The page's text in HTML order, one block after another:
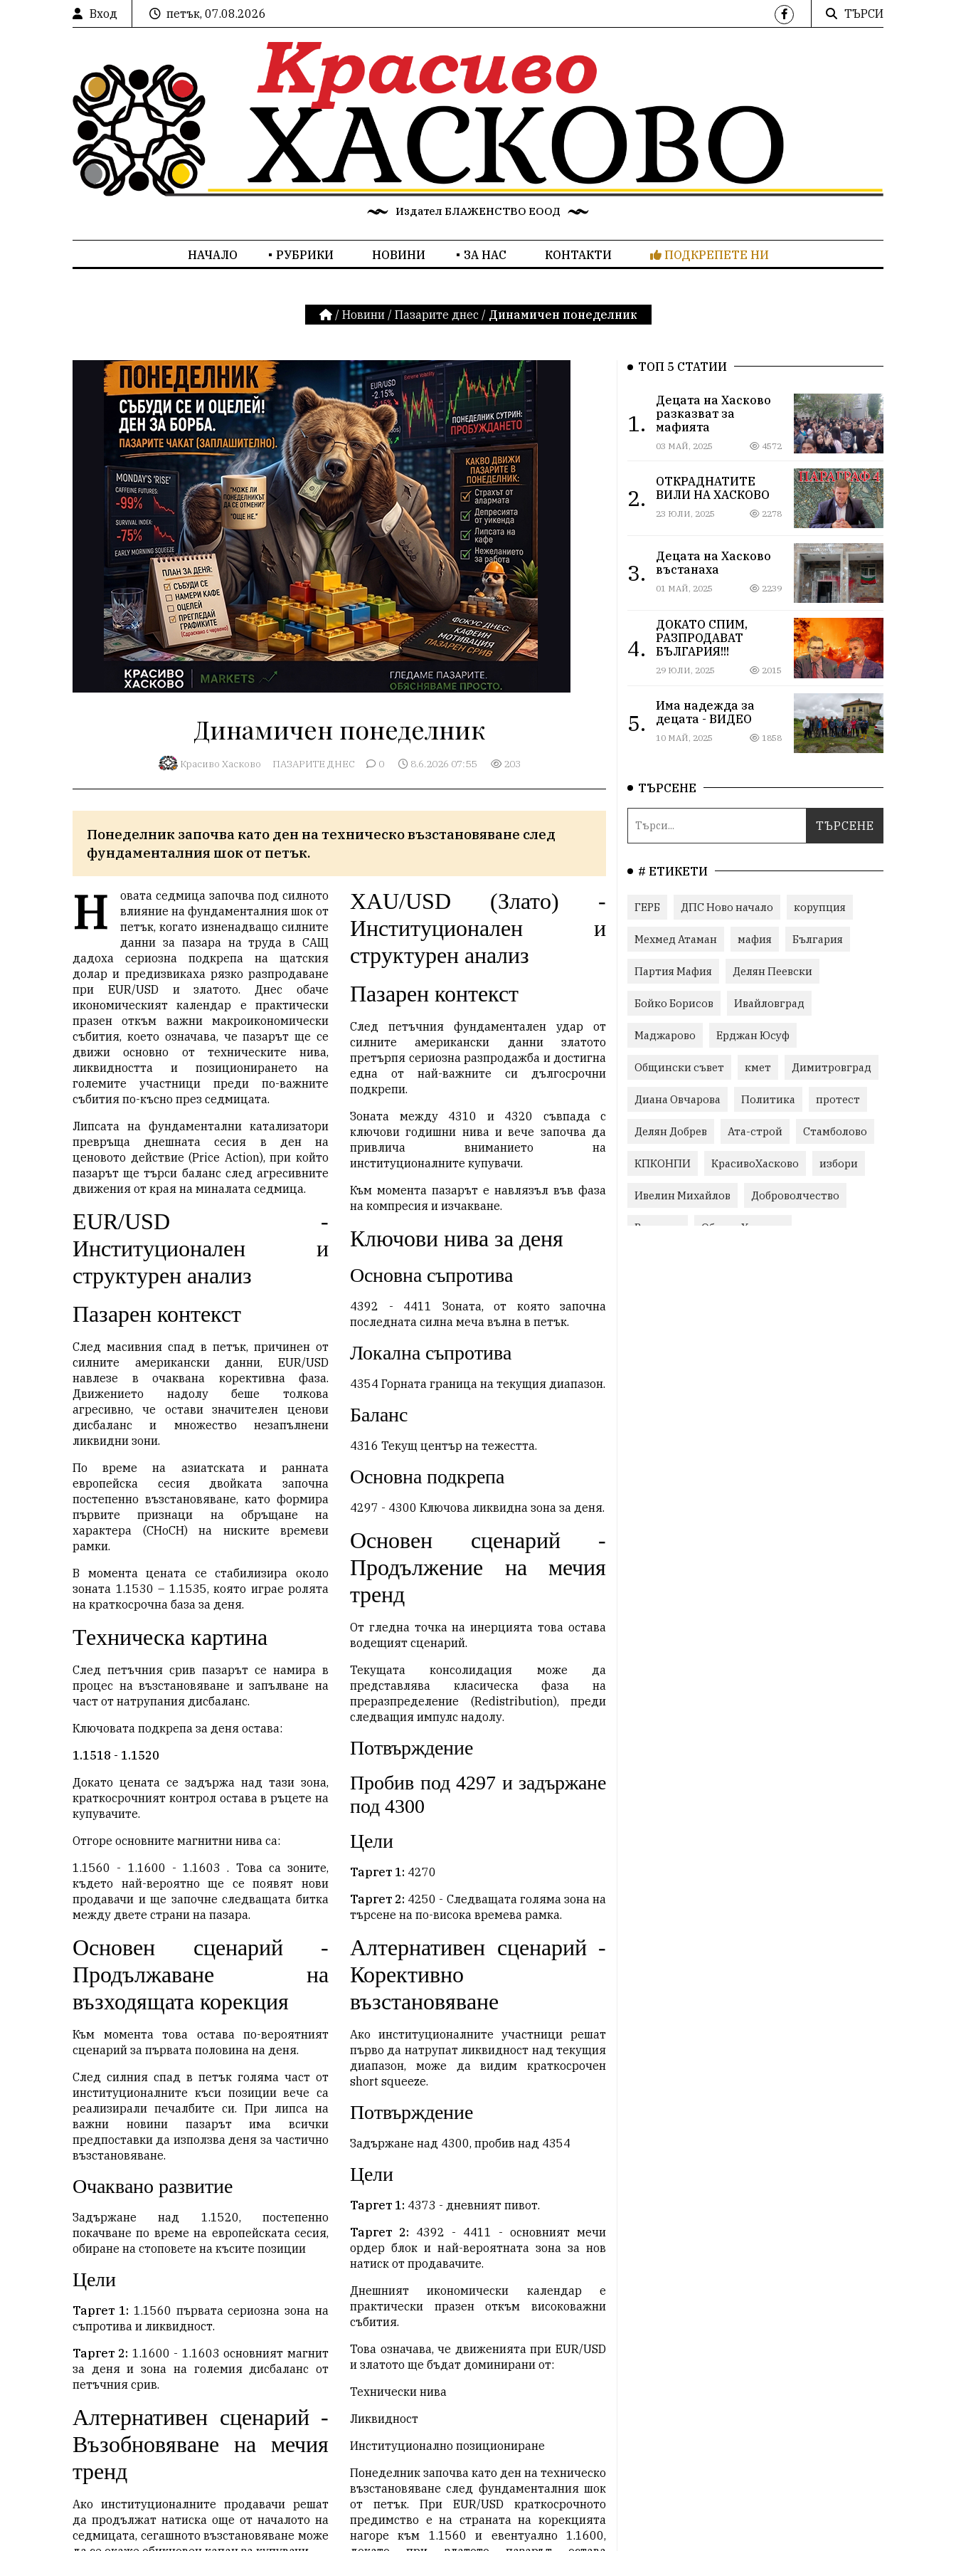
Вход петък, 07.08.2026 ТЪРСИ
Издател БЛАЖЕНСТВО ЕООД
НАЧАЛО РУБРИКИ НОВИНИ ЗА НАС КОНТАКТИ ПОДКРЕПЕТЕ НИ
/ Новини / Пазарите днес / Динамичен понеделник
Динамичен понеделник
Красиво Хасково ПАЗАРИТЕ ДНЕС 0 8.6.2026 07:55 203
Понеделник започва като ден на техническо възстановяване след
фундаменталния шок от петък.
Н
овата седмица започва под силното
влияние на фундаменталния шок от
петък, когато изненадващо силните
данни за пазара на труда в САЩ
дадоха сериозна подкрепа на щатския
долар и предизвикаха рязко разпродаване
при EUR/USD и златото. Днес обаче
икономическият календар е практически
празен откъм важни макроикономически
събития, което означава, че пазарът ще се
движи основно от техническите нива,
ликвидността и позиционирането на
големите участници преди по-важните
събития по-късно през седмицата.
Липсата на фундаментални катализатори
превръща днешната сесия в ден на
ценовото действие (Price Action), при който
пазарът ще търси баланс след агресивните
движения от края на миналата седмица.
EUR/USD -
Институционален и
структурен анализ
Пазарен контекст
След масивния спад в петък, причинен от
силните американски данни, EUR/USD
навлезе в очаквана корективна фаза.
Движението надолу беше толкова
агресивно, че остави значителен ценови
дисбаланс и множество незапълнени
ликвидни зони.
По време на азиатската и ранната
европейска сесия двойката започна
постепенно възстановяване, като формира
първите признаци на обръщане на
характера (CHoCH) на ниските времеви
рамки.
В момента цената се стабилизира около
зоната 1.1530 – 1.1535, която играе ролята
на краткосрочна база за деня.
Техническа картина
След петъчния срив пазарът се намира в
процес на възстановяване и запълване на
част от натрупания дисбаланс.
Ключовата подкрепа за деня остава:
1.1518 - 1.1520
Докато цената се задържа над тази зона,
краткосрочният контрол остава в ръцете на
купувачите.
Отгоре основните магнитни нива са:
1.1560 - 1.1600 - 1.1603 . Това са зоните,
където най-вероятно ще се появят нови
продавачи и ще започне следващата битка
между двете страни на пазара.
Основен сценарий -
Продължаване на
възходящата корекция
Към момента това остава по-вероятният
сценарий за първата половина на деня.
След силния спад в петък голяма част от
институционалните къси позиции вече са
реализирали печалбите си. При липса на
важни новини пазарът има всички
предпоставки да използва деня за частично
възстановяване.
Очаквано развитие
Задържане над 1.1520, постепенно
покачване по време на европейската сесия,
обиране на стоповете на късите позиции
Цели
Таргет 1: 1.1560 първата сериозна зона на
съпротива и ликвидност.
Таргет 2: 1.1600 - 1.1603 основният магнит
за деня и зона на големия дисбаланс от
петъчния срив.
Алтернативен сценарий -
Възобновяване на мечия
тренд
Ако институционалните продавачи решат
да продължат натиска още от началото на
седмицата, сегашното възстановяване може
XAU/USD (Злато) -
Институционален и
структурен анализ
Пазарен контекст
След петъчния фундаментален удар от
силните американски данни златото
претърпя сериозна разпродажба и достигна
една от най-важните си дългосрочни
подкрепи.
Зоната между 4310 и 4320 съвпада с
ключови годишни нива и вече започва да
привлича вниманието на
институционалните купувачи.
Към момента пазарът е навлязъл във фаза
на компресия и изчакване.
Ключови нива за деня
Основна съпротива
4392 - 4411 Зоната, от която започна
последната силна меча вълна в петък.
Локална съпротива
4354 Горната граница на текущия диапазон.
Баланс
4316 Текущ център на тежестта.
Основна подкрепа
4297 - 4300 Ключова ликвидна зона за деня.
Основен сценарий -
Продължение на мечия
тренд
От гледна точка на инерцията това остава
водещият сценарий.
Текущата консолидация може да
представлява класическа фаза на
преразпределение (Redistribution), преди
следващия импулс надолу.
Потвърждение
Пробив под 4297 и задържане
под 4300
Цели
Таргет 1: 4270
Таргет 2: 4250 - Следващата голяма зона на
търсене на по-висока времева рамка.
Алтернативен сценарий -
Корективно
възстановяване
Ако институционалните участници решат
първо да натрупат ликвидност над текущия
диапазон, може да видим краткосрочен
short squeeze.
Потвърждение
Задържане над 4300, пробив над 4354
Цели
Таргет 1: 4373 - дневният пивот.
Таргет 2: 4392 - 4411 - основният мечи
ордер блок и най-вероятната зона за нов
натиск от продавачите.
Днешният икономически календар е
практически празен откъм високоважни
събития.
Това означава, че движенията при EUR/USD
и златото ще бъдат доминирани от:
Технически нива
Ликвидност
Институционално позициониране
Понеделник започва като ден на техническо
възстановяване след фундаменталния шок
от петък. При EUR/USD краткосрочното
предимство е на страната на корекцията
нагоре към 1.1560 и евентуално 1.1600,
ТОП 5 СТАТИИ
1.
Децата на Хасково
разказват за
мафията
03 МАЙ, 2025 4572
2.
ОТКРАДНАТИТЕ
ВИЛИ НА ХАСКОВО
23 ЮЛИ, 2025 2278
3.
Децата на Хасково
въстанаха
01 МАЙ, 2025 2239
4.
ДОКАТО СПИМ,
РАЗПРОДАВАТ
БЪЛГАРИЯ!!!
29 ЮЛИ, 2025 2015
5.
Има надежда за
децата - ВИДЕО
10 МАЙ, 2025 1858
ТЪРСЕНЕ
# ЕТИКЕТИ
ГЕРБ ДПС Ново начало корупция
Мехмед Атаман мафия България
Партия Мафия Делян Пеевски
Бойко Борисов Ивайловград
Маджарово Ерджан Юсуф
Общински съвет кмет Димитровград
Диана Овчарова Политика протест
Делян Добрев Ата-строй Стамболово
КПКОНПИ КрасивоХасково избори
Ивелин Михайлов Доброволчество
Величие Област Хасково